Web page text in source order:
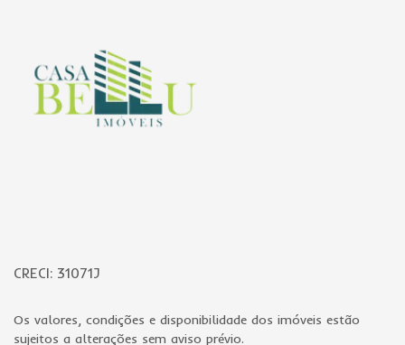
CRECI: 31071J
Os valores, condições e disponibilidade dos imóveis estão
sujeitos a alterações sem aviso prévio.